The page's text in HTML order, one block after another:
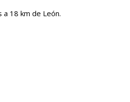
a 18 km de León.